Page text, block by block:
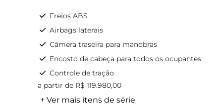
Freios ABS
Airbags laterais
Câmera traseira para manobras
Encosto de cabeça para todos os ocupantes
Controle de tração
a partir de R$ 119.980,00
+ Ver mais itens de série